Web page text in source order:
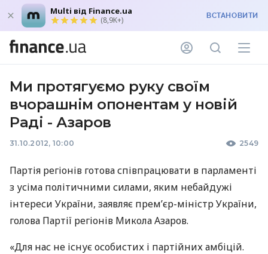
Multi від Finance.ua
(8,9K+) ВСТАНОВИТИ
Ми протягуємо руку своїм
вчорашнім опонентам у новій
Раді - Азаров
31.10.2012, 10:00 2549
Партія регіонів готова співпрацювати в парламенті
з усіма політичними силами, яким небайдужі
інтереси України, заявляє прем’єр-міністр України,
голова Партії регіонів Микола Азаров.
«Для нас не існує особистих і партійних амбіцій.